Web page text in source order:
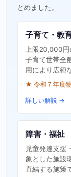
とめました。
子育て・教
上限20,000
子育て世帯全
用により広範
★ 令和７年度
詳しい解説 →
障害・福祉
児童発達支援
象とした施設
直結する施策